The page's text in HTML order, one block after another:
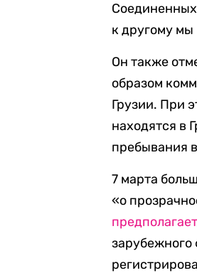
Соединенных
к другому
Он также
образом
Грузии. При
находятся в
пребывания
7 марта
«о
предполагает
зарубежного